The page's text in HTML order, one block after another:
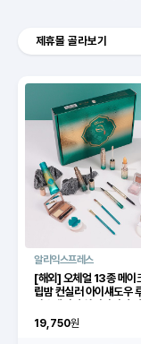
제휴몰 골라보기
쿠팡 알리익스프
GS SHOP CJ온스타
알리익스프레스
[해외] 오체얼 13종 메이
립밤 컨실러 아이섀도우
더 아이크림 화장품
19,750원